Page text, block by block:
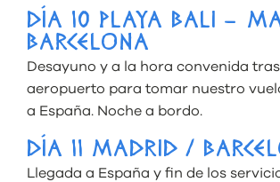
DÍA 10 PLAYA BALI –
BARCELONA
Desayuno y a la hora convenida
aeropuerto para tomar nuestro
a España. Noche a bordo.
DÍA 11 MADRID /
Llegada a España y fin de los